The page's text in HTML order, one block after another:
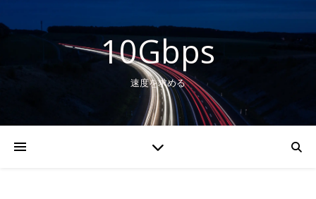
10Gbps
速度を求める